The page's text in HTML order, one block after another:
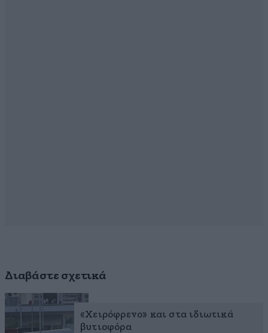
Διαβάστε σχετικά
«Χειρόφρενο» και στα ιδιωτικά
βυτιοφόρα